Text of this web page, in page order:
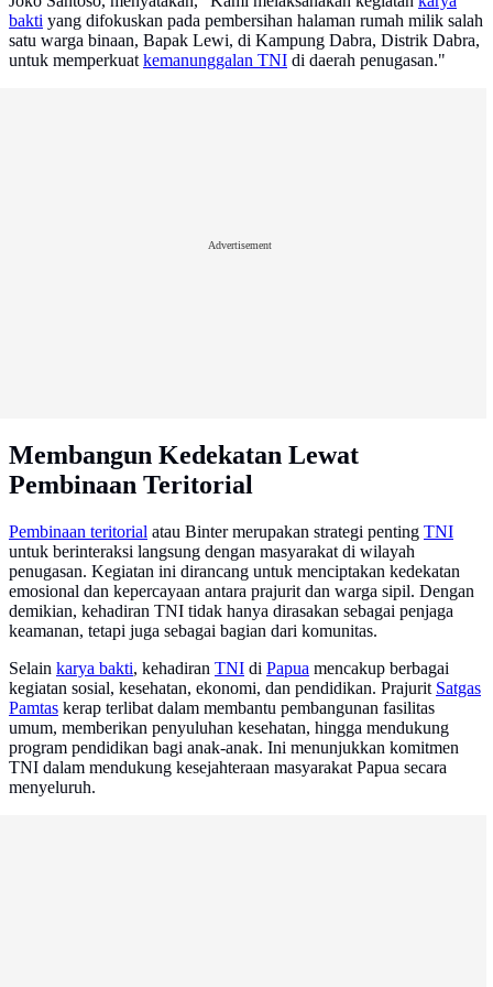
bakti yang difokuskan pada pembersihan halaman rumah milik salah
satu warga binaan, Bapak Lewi, di Kampung Dabra, Distrik Dabra,
untuk memperkuatkemanunggalan TNI di daerah penugasan."
Advertisement
Membangun Kedekatan Lewat
Pembinaan Teritorial
Pembinaan teritorial atau Binter merupakan strategi penting TNI
untuk berinteraksi langsung dengan masyarakat di wilayah
penugasan. Kegiatan ini dirancang untuk menciptakan kedekatan
emosional dan kepercayaan antara prajurit dan warga sipil. Dengan
demikian, kehadiran TNI tidak hanya dirasakan sebagai penjaga
keamanan, tetapi juga sebagai bagian dari komunitas.
Selain karya bakti, kehadiran TNI di Papua mencakup berbagai
kegiatan sosial, kesehatan, ekonomi, dan pendidikan. Prajurit Satgas
Pamtas kerap terlibat dalam membantu pembangunan fasilitas
umum, memberikan penyuluhan kesehatan, hingga mendukung
program pendidikan bagi anak-anak. Ini menunjukkan komitmen
TNI dalam mendukung kesejahteraan masyarakat Papua secara
menyeluruh.